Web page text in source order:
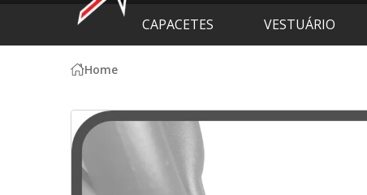
CAPACETES VESTUÁRIO
Home